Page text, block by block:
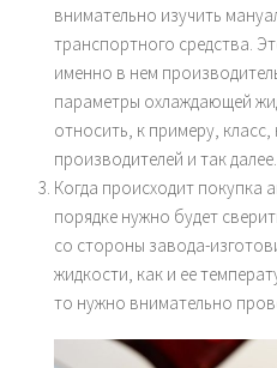
внимательно изучить
транспортного средства.
именно в нем
параметры охлаждающей
относить, к примеру,
производителей и так далее.
Когда происходит покупка
порядке нужно будет
со стороны завода-
жидкости, как и ее
то нужно внимательно